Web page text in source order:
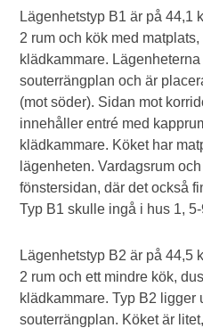
Lägenhetstyp B1 är på 44,1
2 rum och kök med
klädkammare.
souterrängplan och är
(mot söder). Sidan mot
innehåller entré med
klädkammare. Köket har
lägenheten. Vardagsrum
fönstersidan, där det också
Typ B1 skulle ingå i hus 1,
Lägenhetstyp B2 är på 44,5
2 rum och ett mindre kök,
klädkammare. Typ B2 ligger
souterrängplan. Köket är